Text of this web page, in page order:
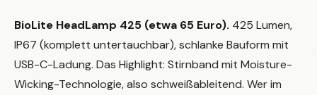
BioLite HeadLamp 425 (etwa 65 Euro). 425 Lumen,
IP67 (komplett untertauchbar), schlanke Bauform mit
USB-C-Ladung. Das Highlight: Stirnband mit Moisture-
Wicking-Technologie, also schweißableitend. Wer im